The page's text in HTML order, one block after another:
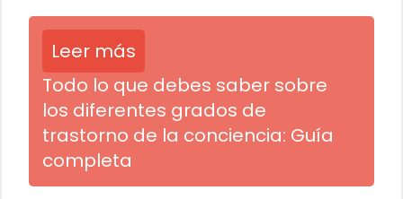
Leer más
Todo lo que debes saber sobre
los diferentes grados de
trastorno de la conciencia: Guía
completa